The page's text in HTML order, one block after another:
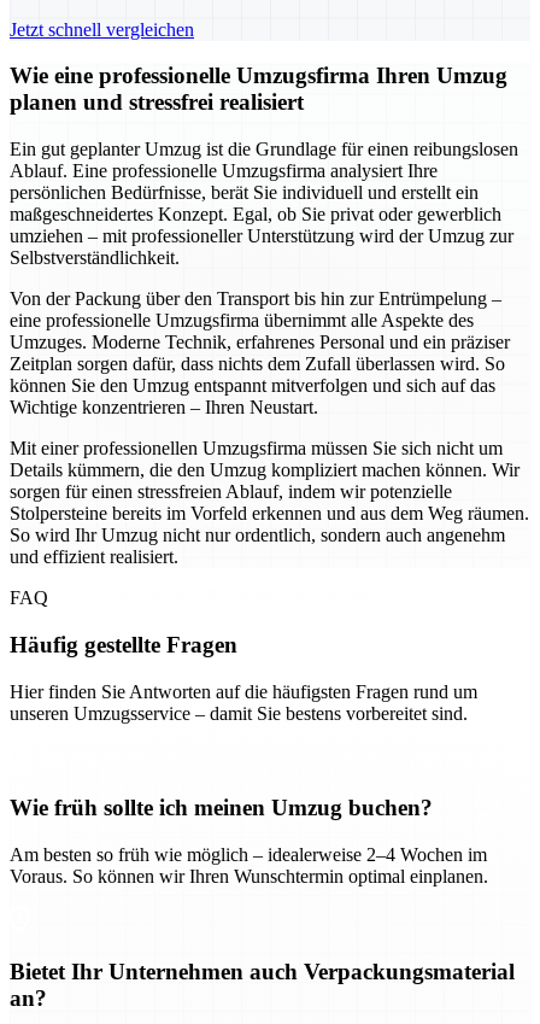
Jetzt schnell vergleichen
Wie eine professionelle Umzugsfirma Ihren Umzug
planen und stressfrei realisiert
Ein gut geplanter Umzug ist die Grundlage für einen reibungslosen
Ablauf. Eine professionelle Umzugsfirma analysiert Ihre
persönlichen Bedürfnisse, berät Sie individuell und erstellt ein
maßgeschneidertes Konzept. Egal, ob Sie privat oder gewerblich
umziehen – mit professioneller Unterstützung wird der Umzug zur
Selbstverständlichkeit.
Von der Packung über den Transport bis hin zur Entrümpelung –
eine professionelle Umzugsfirma übernimmt alle Aspekte des
Umzuges. Moderne Technik, erfahrenes Personal und ein präziser
Zeitplan sorgen dafür, dass nichts dem Zufall überlassen wird. So
können Sie den Umzug entspannt mitverfolgen und sich auf das
Wichtige konzentrieren – Ihren Neustart.
Mit einer professionellen Umzugsfirma müssen Sie sich nicht um
Details kümmern, die den Umzug kompliziert machen können. Wir
sorgen für einen stressfreien Ablauf, indem wir potenzielle
Stolpersteine bereits im Vorfeld erkennen und aus dem Weg räumen.
So wird Ihr Umzug nicht nur ordentlich, sondern auch angenehm
und effizient realisiert.
FAQ
Häufig gestellte Fragen
Hier finden Sie Antworten auf die häufigsten Fragen rund um
unseren Umzugsservice – damit Sie bestens vorbereitet sind.
Wie früh sollte ich meinen Umzug buchen?
Am besten so früh wie möglich – idealerweise 2–4 Wochen im
Voraus. So können wir Ihren Wunschtermin optimal einplanen.
Bietet Ihr Unternehmen auch Verpackungsmaterial
an?